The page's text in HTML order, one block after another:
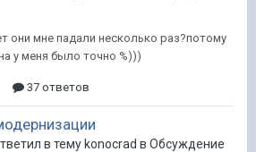
они мне падали несколько раз?потому
у меня было точно %)))
37 ответов
в тему konocrad в Обсуждение